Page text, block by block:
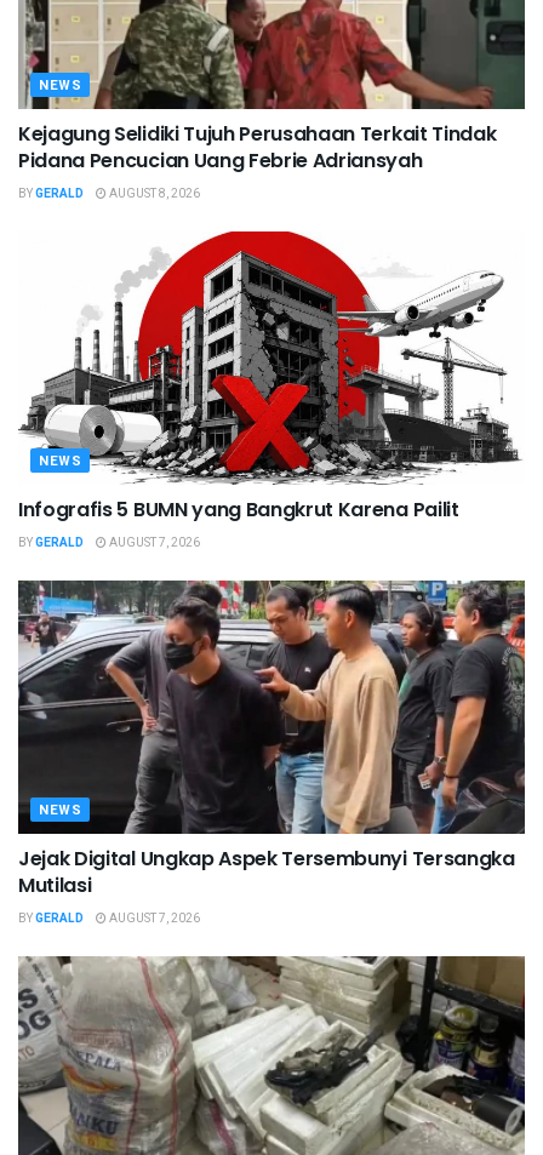
NEWS
Kejagung Selidiki Tujuh Perusahaan Terkait Tindak
Pidana Pencucian Uang Febrie Adriansyah
BYGERALD AUGUST 8, 2026
NEWS
Infografis 5 BUMN yang Bangkrut Karena Pailit
BYGERALD AUGUST 7, 2026
NEWS
Jejak Digital Ungkap Aspek Tersembunyi Tersangka
Mutilasi
BYGERALD AUGUST 7, 2026